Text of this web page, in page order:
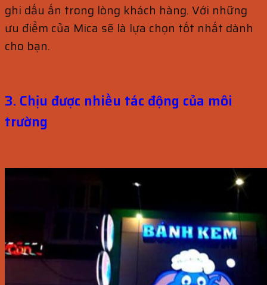
ghi dấu ấn trong lòng khách hàng. Với những
ưu điểm của Mica sẽ là lựa chọn tốt nhất dành
cho bạn.
3. Chịu được nhiều tác động của môi
trường